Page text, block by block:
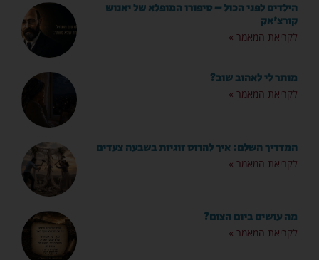
הילדים לפני הכול – סיפורו המופלא של יאנוש
קורצ'אק
לקריאת המאמר »
מותר לי לאהוב שוב?
לקריאת המאמר »
המדריך השלם: איך להרוס זוגיות בשבעה צעדים
לקריאת המאמר »
מה עושים ביום הצום?
לקריאת המאמר »